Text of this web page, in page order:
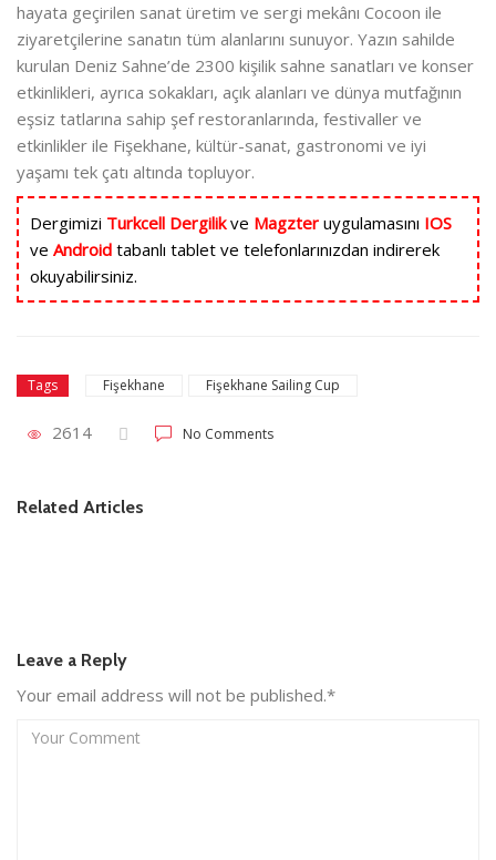
hayata geçirilen sanat üretim ve sergi mekânı Cocoon ile
ziyaretçilerine sanatın tüm alanlarını sunuyor. Yazın sahilde
kurulan Deniz Sahne’de 2300 kişilik sahne sanatları ve konser
etkinlikleri, ayrıca sokakları, açık alanları ve dünya mutfağının
eşsiz tatlarına sahip şef restoranlarında, festivaller ve
etkinlikler ile Fişekhane, kültür-sanat, gastronomi ve iyi
yaşamı tek çatı altında topluyor.
Dergimizi Turkcell Dergilikve Magzter uygulamasını IOS
ve Android tabanlı tablet ve telefonlarınızdan indirerek
okuyabilirsiniz.
Tags Fişekhane Fişekhane Sailing Cup
2614 No Comments
Related Articles
Deniz Kuvvetleri Kupası’nda 265 millik rekabet
Leave a Reply
Your email address will not be published.*